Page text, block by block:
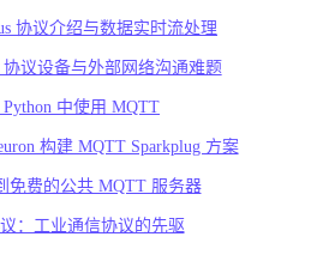
协议介绍与数据实时流处理
协议设备与外部网络沟通难题
中使用 MQTT
构建 MQTT Sparkplug 方案
免费的公共 MQTT 服务器
：工业通信协议的先驱